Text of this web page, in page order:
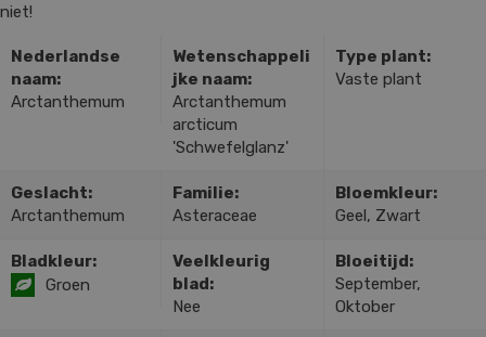
niet!
Nederlandse
naam:
Arctanthemum
Wetenschappeli
jke naam:
Arctanthemum
arcticum
'Schwefelglanz'
Type plant:
Vaste plant
Geslacht:
Arctanthemum
Familie:
Asteraceae
Bloemkleur:
Geel, Zwart
Bladkleur:
Groen
Veelkleurig
blad:
Nee
Bloeitijd:
September,
Oktober